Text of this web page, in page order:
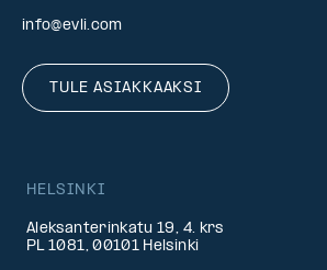
info@evli.com
TULE ASIAKKAAKSI
HELSINKI
Aleksanterinkatu 19, 4. krs
PL 1081, 00101 Helsinki